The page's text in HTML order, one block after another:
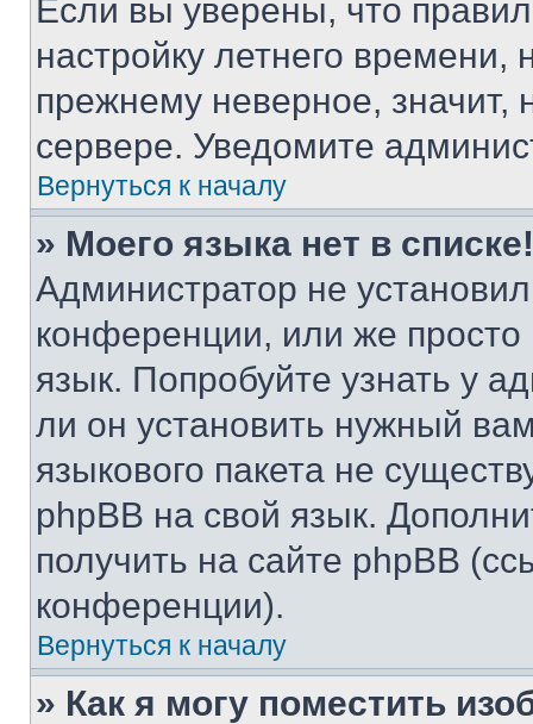
Если вы уверены, что
настройку летнего
прежнему неверное, значит,
сервере. Уведомите
Вернуться к началу
» Моего языка нет в списке!
Администратор не
конференции, или же
язык. Попробуйте узнать у
ли он установить нужный
языкового пакета не
phpBB на свой язык.
получить на сайте phpBB
конференции).
Вернуться к началу
» Как я могу поместить